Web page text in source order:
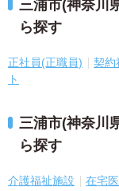
三浦市(神奈川
ら探す
正社員(正職員) 契約
ト
三浦市(神奈川
ら探す
介護福祉施設 在宅